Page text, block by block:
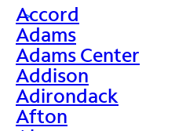
>
Accord
Adams
Adams Center
Addison
Adirondack
Afton